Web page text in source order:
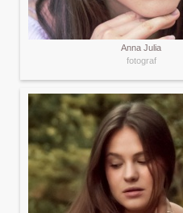
Anna Julia
fotograf